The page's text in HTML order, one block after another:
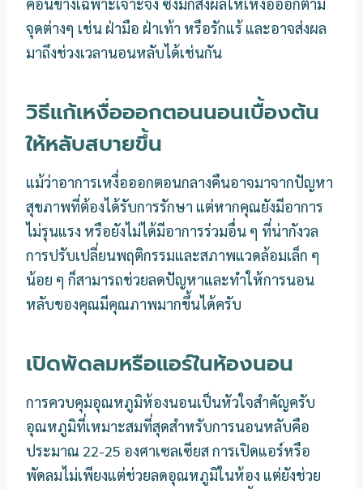
ค่อนข้างเฉพาะเจาะจง ซึ่งมักส่งผลให้เหงื่อออกตาม
จุดต่างๆ เช่น ฝ่ามือ ฝ่าเท้า หรือรักแร้ และอาจส่งผล
มาถึงช่วงเวลานอนหลับได้เช่นกัน
วิธีแก้เหงื่อออกตอนนอนเบื้องต้น
ให้หลับสบายขึ้น
แม้ว่าอาการเหงื่อออกตอนกลางคืนอาจมาจากปัญหา
สุขภาพที่ต้องได้รับการรักษา แต่หากคุณยังมีอาการ
ไม่รุนแรง หรือยังไม่ได้มีอาการร่วมอื่น ๆ ที่น่ากังวล
การปรับเปลี่ยนพฤติกรรมและสภาพแวดล้อมเล็ก ๆ
น้อย ๆ ก็สามารถช่วยลดปัญหาและทำให้การนอน
หลับของคุณมีคุณภาพมากขึ้นได้ครับ
เปิดพัดลมหรือแอร์ในห้องนอน
การควบคุมอุณหภูมิห้องนอนเป็นหัวใจสำคัญครับ
อุณหภูมิที่เหมาะสมที่สุดสำหรับการนอนหลับคือ
ประมาณ 22-25 องศาเซลเซียส การเปิดแอร์หรือ
พัดลมไม่เพียงแต่ช่วยลดอุณหภูมิในห้อง แต่ยังช่วย